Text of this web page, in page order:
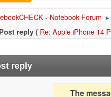
- Notebook Forum ►
Post reply ( Re: Apple iPhone 14
reply
The